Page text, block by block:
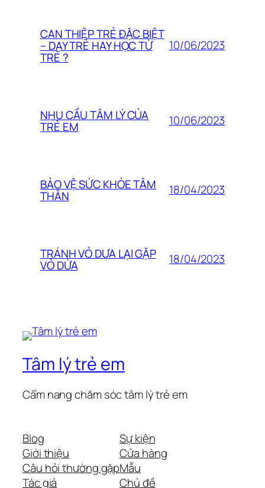
CAN THIỆP TRẺ ĐẶC BIỆT
– DẠY TRẺ HAY HỌC TỪ
TRẺ ?
10/06/2023
NHU CẦU TÂM LÝ CỦA
TRẺ EM 10/06/2023
BẢO VỆ SỨC KHỎE TÂM
THÂN 18/04/2023
TRÁNH VỎ DƯA LẠI GẶP
VỎ DỪA 18/04/2023
Tâm lý trẻ em
Cẩm nang chăm sóc tâm lý trẻ em
Blog
Giới thiệu
Câu hỏi thường gặp
Tác giả
Sự kiện
Cửa hàng
Mẫu
Chủ đề